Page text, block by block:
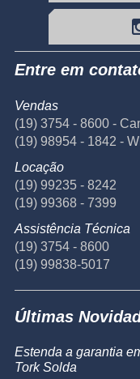
Entre em
Vendas
(19) 3754 - 8600 -
(19) 98954 - 1842 -
Locação
(19) 99235 - 8242
(19) 99368 - 7399
Assistência Técnica
(19) 3754 - 8600
(19) 99838-5017
Últimas
Estenda a garantia
Tork Solda